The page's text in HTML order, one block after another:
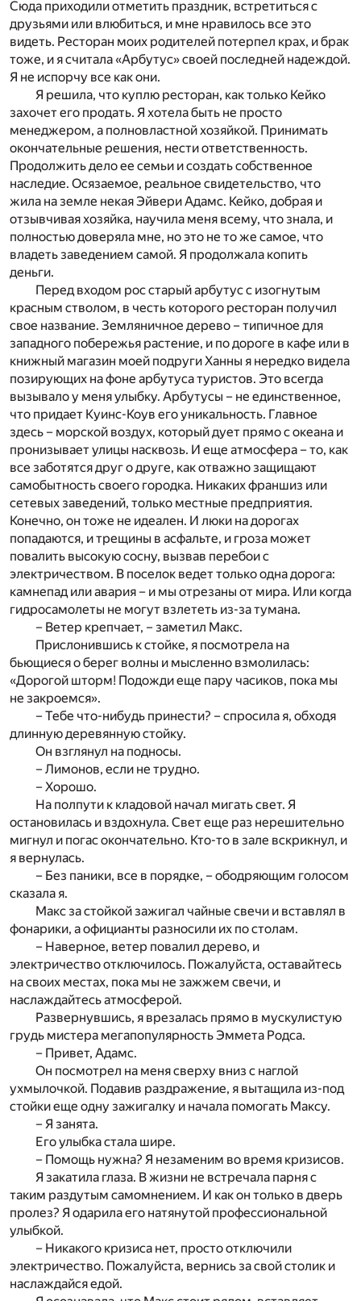
Сюда приходили отметить праздник, встретиться с
друзьями или влюбиться, и мне нравилось все это
видеть. Ресторан моих родителей потерпел крах, и брак
тоже, и я считала «Арбутус» своей последней надеждой.
Я не испорчу все как они.
Я решила, что куплю ресторан, как только Кейко
захочет его продать. Я хотела быть не просто
менеджером, а полновластной хозяйкой. Принимать
окончательные решения, нести ответственность.
Продолжить дело ее семьи и создать собственное
наследие. Осязаемое, реальное свидетельство, что
жила на земле некая Эйвери Адамс. Кейко, добрая и
отзывчивая хозяйка, научила меня всему, что знала, и
полностью доверяла мне, но это не то же самое, что
владеть заведением самой. Я продолжала копить
деньги.
Перед входом рос старый арбутус с изогнутым
красным стволом, в честь которого ресторан получил
свое название. Земляничное дерево – типичное для
западного побережья растение, и по дороге в кафе или в
книжный магазин моей подруги Ханны я нередко видела
позирующих на фоне арбутуса туристов. Это всегда
вызывало у меня улыбку. Арбутусы – не единственное,
что придает Куинс-Коув его уникальность. Главное
здесь – морской воздух, который дует прямо с океана и
пронизывает улицы насквозь. И еще атмосфера – то, как
все заботятся друг о друге, как отважно защищают
самобытность своего городка. Никаких франшиз или
сетевых заведений, только местные предприятия.
Конечно, он тоже не идеален. И люки на дорогах
попадаются, и трещины в асфальте, и гроза может
повалить высокую сосну, вызвав перебои с
электричеством. В поселок ведет только одна дорога:
камнепад или авария – и мы отрезаны от мира. Или когда
гидросамолеты не могут взлететь из-за тумана.
– Ветер крепчает, – заметил Макс.
Прислонившись к стойке, я посмотрела на
бьющиеся о берег волны и мысленно взмолилась:
«Дорогой шторм! Подожди еще пару часиков, пока мы
не закроемся».
– Тебе что-нибудь принести? – спросила я, обходя
длинную деревянную стойку.
Он взглянул на подносы.
– Лимонов, если не трудно.
– Хорошо.
На полпути к кладовой начал мигать свет. Я
остановилась и вздохнула. Свет еще раз нерешительно
мигнул и погас окончательно. Кто-то в зале вскрикнул, и
я вернулась.
– Без паники, все в порядке, – ободряющим голосом
сказала я.
Макс за стойкой зажигал чайные свечи и вставлял в
фонарики, а официанты разносили их по столам.
– Наверное, ветер повалил дерево, и
электричество отключилось. Пожалуйста, оставайтесь
на своих местах, пока мы не зажжем свечи, и
наслаждайтесь атмосферой.
Развернувшись, я врезалась прямо в мускулистую
грудь мистера мегапопулярность Эммета Родса.
– Привет, Адамс.
Он посмотрел на меня сверху вниз с наглой
ухмылочкой. Подавив раздражение, я вытащила из-под
стойки еще одну зажигалку и начала помогать Максу.
– Я занята.
Его улыбка стала шире.
– Помощь нужна? Я незаменим во время кризисов.
Я закатила глаза. В жизни не встречала парня с
таким раздутым самомнением. И как он только в дверь
пролез? Я одарила его натянутой профессиональной
улыбкой.
– Никакого кризиса нет, просто отключили
электричество. Пожалуйста, вернись за свой столик и
наслаждайся едой.